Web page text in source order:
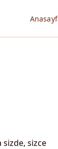
sizde, sizce